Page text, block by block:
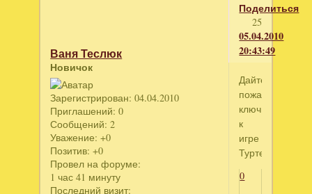
Поделиться
25
05.04.2010
20:43:49
Ваня Теслюк
Новичок
Зарегистрирован: 04.04.2010
Приглашений: 0
Сообщений: 2
Уважение: +0
Позитив: +0
Провел на форуме:
1 час 41 минуту
Последний визит:
Дайте
пожалуйста
ключик
к
игре
Туртекс
0